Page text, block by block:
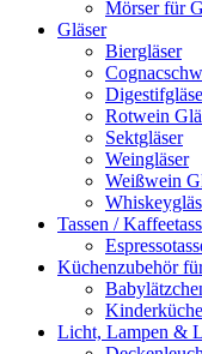
Mörser für
Gläser
Biergläser
Rotwein
Sektgläser
Weingläser
Weißwein
Tassen /
Küchenzubehör
Licht, Lampen &